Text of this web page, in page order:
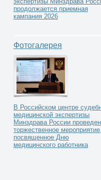
продолжается приемная
кампания 2026
Фотогалерея
В Российском центре
медицинской экспертизы
Минздрава России
торжественное мероприятие,
посвященное Дню
медицинского работника